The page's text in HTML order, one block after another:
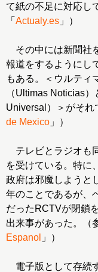
て紙の不足に対応し
「 Actualy.es 」）
その中には新聞社
報道をするようにし
もある。＜ウルティ
（Ultimas Noticias
Universal）＞がそれ
de Mexico 」）
テレビとラジオも
を受けている。特に
政府は邪魔しようと
年のことであるが、
だったRCTVが閉鎖
出来事があった。（
Espanol 」）
電子版として存続